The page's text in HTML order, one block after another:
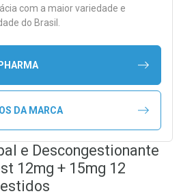
com a maior variedade e
do Brasil.
DA MARCA
e Descongestionante
12mg + 15mg 12